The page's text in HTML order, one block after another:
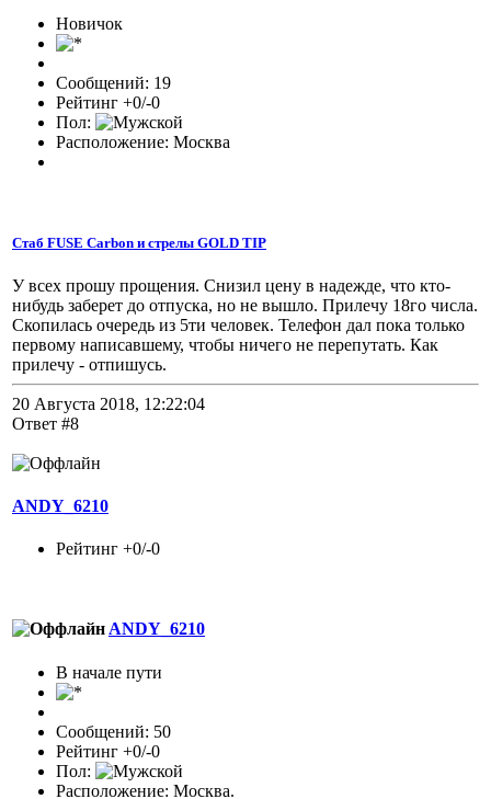
Новичок
Сообщений: 19
Рейтинг +0/-0
Пол:
Расположение: Москва
Стаб FUSE Carbon и стрелы GOLD TIP
У всех прошу прощения. Снизил цену в надежде, что кто-
нибудь заберет до отпуска, но не вышло. Прилечу 18го числа.
Скопилась очередь из 5ти человек. Телефон дал пока только
первому написавшему, чтобы ничего не перепутать. Как
прилечу - отпишусь.
20 Августа 2018, 12:22:04
Ответ #8
ANDY_6210
Рейтинг +0/-0
ANDY_6210
В начале пути
Сообщений: 50
Рейтинг +0/-0
Пол:
Расположение: Москва.